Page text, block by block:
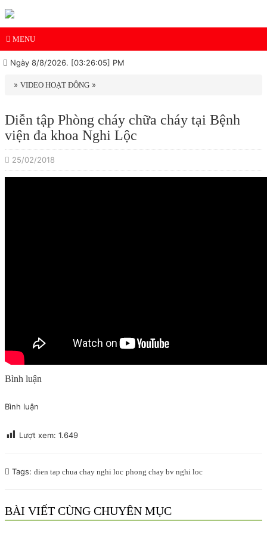
MENU
Ngày 8/8/2026. [03:26:05] PM
» VIDEO HOẠT ĐỘNG »
Diễn tập Phòng cháy chữa cháy tại Bệnh
viện đa khoa Nghi Lộc
25/02/2018
Bình luận
Bình luận
Lượt xem: 1.649
Tags: dien tap chua chay nghi loc phong chay bv nghi loc
BÀI VIẾT CÙNG CHUYÊN MỤC